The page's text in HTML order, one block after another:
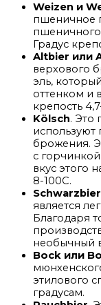
Weizen и
пшеничное
Градус
Altbier или
верхового
эль,
оттенком и
крепость
Kölsch. Это
брожения.
с
вкус этого
8-100С.
Schwarzbier
является
Благодаря
необычный
Bock или
этилового
градусам.